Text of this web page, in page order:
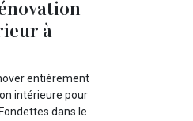
à
entièrement
intérieure pour
dans le